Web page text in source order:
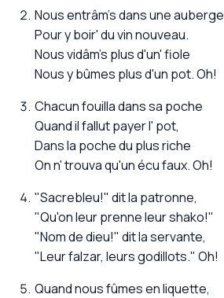
Nous entrâm's dans une auberge
Pour y boir' du vin nouveau.
Nous vidâm's plus d'un' fiole
Nous y bûmes plus d'un pot. Oh!
Chacun fouilla dans sa poche
Quand il fallut payer l' pot,
Dans la poche du plus riche
On n' trouva qu'un écu faux. Oh!
"Sacrebleu!" dit la patronne,
"Qu'on leur prenne leur shako!"
"Nom de dieu!" dit la servante,
"Leur falzar, leurs godillots." Oh!
Quand nous fûmes en liquette,